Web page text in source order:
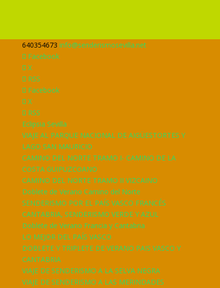
640354673 info@senderismosevilla.net
Facebook
X
RSS
Facebook
X
RSS
Eclipsia Sevilla
VIAJE AL PARQUE NACIONAL DE AIGÜESTORTES Y
LAGO SAN MAURICIO
CAMINO DEL NORTE TRAMO I- CAMINO DE LA
COSTA GUIPUZCOANO
CAMINO DEL NORTE TRAMO II VIZCAINO
Doblete de Verano Camino del Norte
SENDERISMO POR EL PAÍS VASCO FRANCÉS
CANTABRIA, SENDERISMO VERDE Y AZUL
Doblete de Verano Francia y Cantabria
LO MEJOR DEL PAÍS VASCO
DOBLETE Y TRIPLETE DE VERANO PAIS VASCO Y
CANTABRIA
VIAJE DE SENDERISMO A LA SELVA NEGRA
VIAJE DE SENDERISMO A LAS MERINDADES